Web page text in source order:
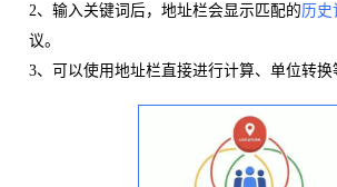
2、输入关键词后，地址栏会显示匹配的历史
议。
3、可以使用地址栏直接进行计算、单位转换